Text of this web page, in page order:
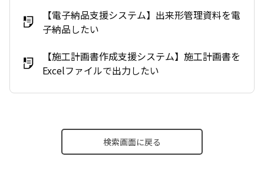
【電子納品支援システム】出来形管理資料を電
子納品したい
【施工計画書作成支援システム】施工計画書を
Excelファイルで出力したい
検索画面に戻る